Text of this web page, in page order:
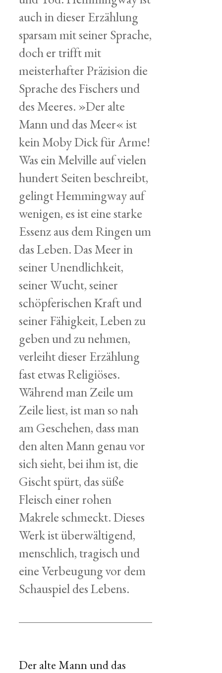
auch in dieser Erzählung
sparsam mit seiner Sprache,
doch er trifft mit
meisterhafter Präzision die
Sprache des Fischers und
des Meeres. »Der alte
Mann und das Meer« ist
kein Moby Dick für Arme!
Was ein Melville auf vielen
hundert Seiten beschreibt,
gelingt Hemmingway auf
wenigen, es ist eine starke
Essenz aus dem Ringen um
das Leben. Das Meer in
seiner Unendlichkeit,
seiner Wucht, seiner
schöpferischen Kraft und
seiner Fähigkeit, Leben zu
geben und zu nehmen,
verleiht dieser Erzählung
fast etwas Religiöses.
Während man Zeile um
Zeile liest, ist man so nah
am Geschehen, dass man
den alten Mann genau vor
sich sieht, bei ihm ist, die
Gischt spürt, das süße
Fleisch einer rohen
Makrele schmeckt. Dieses
Werk ist überwältigend,
menschlich, tragisch und
eine Verbeugung vor dem
Schauspiel des Lebens.
Der alte Mann und das